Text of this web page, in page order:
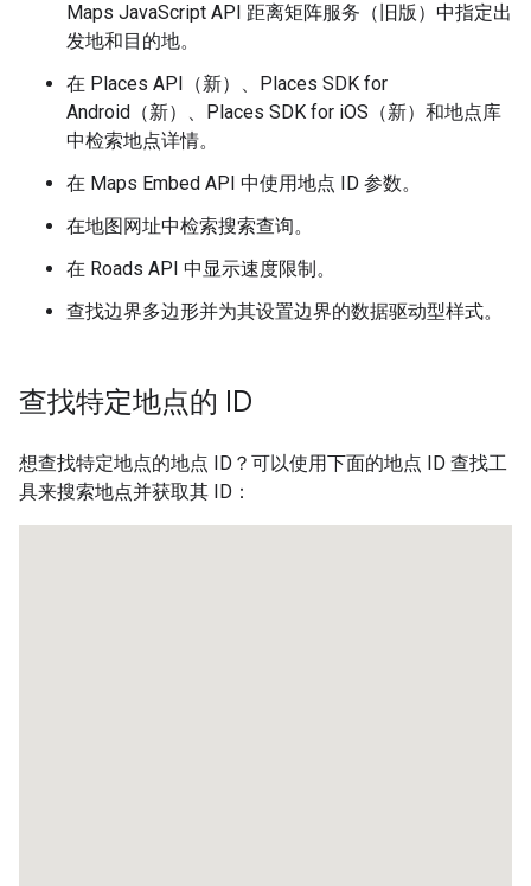
Maps JavaScript API 距离矩阵服务（旧版）中指定出
发地和目的地。
在 Places API（新）、Places SDK for
Android（新）、Places SDK for iOS（新）和地点库
中检索地点详情。
在 Maps Embed API 中使用地点 ID 参数。
在地图网址中检索搜索查询。
在 Roads API 中显示速度限制。
查找边界多边形并为其设置边界的数据驱动型样式。
查找特定地点的 ID
想查找特定地点的地点 ID？可以使用下面的地点 ID 查找工
具来搜索地点并获取其 ID：